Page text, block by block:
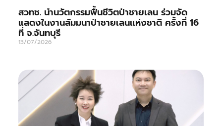
สวทช. นำนวัตกรรมฟื้นชีวิตป่าชายเลน ร่วมจัด
แสดงในงานสัมมนาป่าชายเลนแห่งชาติ ครั้งที่ 16
ที่ จ.จันทบุรี
13/07/2026